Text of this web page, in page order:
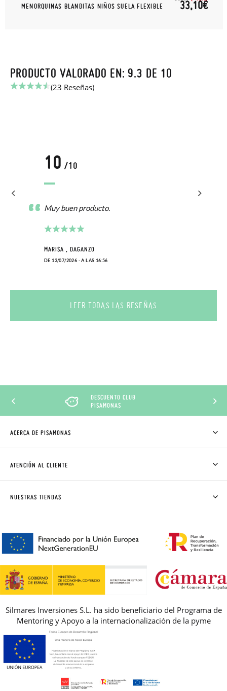
MENORQUINAS BLANDITAS NIÑOS SUELA FLEXIBLE 33,10€
PRODUCTO VALORADO EN: 9.3 DE 10
(23 Reseñas)
10 /10
Muy buen producto.
MARISA , DAGANZO
DE 13/07/2026 - A LAS 16:56
LEER TODAS LAS RESEÑAS
DESCUENTO CLUB
PISAMONAS
ACERCA DE PISAMONAS
CÓMO COMPRAR
AVISO LEGAL, PRIVACIDAD Y COOKIES
REBAJAS
ATENCIÓN AL CLIENTE
PREGUNTAS FRECUENTES
NUESTRAS TIENDAS
Silmares Inversiones S.L. ha sido beneficiario del Programa de
Mentoring y Apoyo a la internacionalización de la pyme